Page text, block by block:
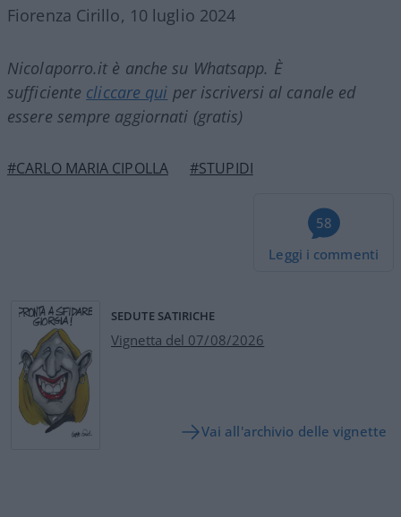
Fiorenza Cirillo, 10 luglio 2024
Nicolaporro.it è anche su Whatsapp. È
sufficiente cliccare qui per iscriversi al canale ed
essere sempre aggiornati (gratis)
#CARLO MARIA CIPOLLA #STUPIDI
58
Leggi i commenti
SEDUTE SATIRICHE
Vignetta del 07/08/2026
Vai all'archivio delle vignette